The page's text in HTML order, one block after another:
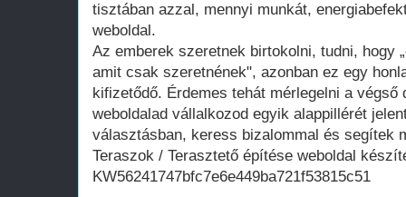
tisztában azzal, mennyi munkát,
weboldal.
Az emberek szeretnek birtokolni, tudni, hogy
amit csak szeretnének", azonban ez egy
kifizetődő. Érdemes tehát mérlegelni a végső
weboldalad vállalkozod egyik alappillérét
választásban, keress bizalommal és segítek
Teraszok / Terasztető építése weboldal
KW56241747bfc7e6e449ba721f53815c51